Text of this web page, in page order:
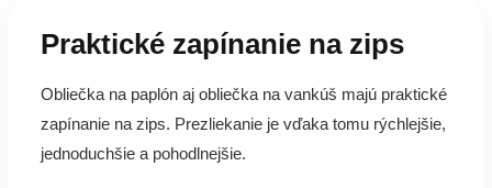
Praktické zapínanie na zips
Obliečka na paplón aj obliečka na vankúš majú praktické
zapínanie na zips. Prezliekanie je vďaka tomu rýchlejšie,
jednoduchšie a pohodlnejšie.